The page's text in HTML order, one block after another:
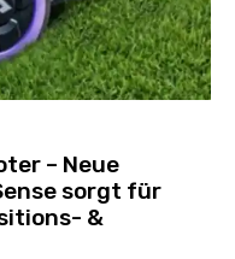
– Neue
sorgt für
&